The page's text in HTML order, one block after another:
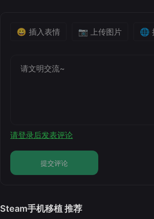
😀 插入表情 📷 上传图片 🌐
请登录后发表评论
提交评论
Steam手机移植 推荐